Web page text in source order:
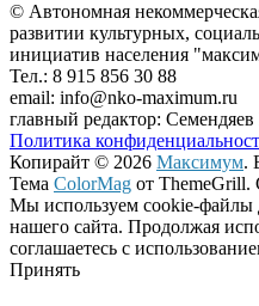
© Автономная
развитии культурных,
инициатив населения
Тел.: 8 915 856 30 88
email: info@nko-maximum.ru
главный редактор:
Политика
Копирайт © 2026 Максимум.
Тема ColorMag от ThemeGrill.
Мы используем cookie-файлы
нашего сайта. Продолжая
соглашаетесь с
Принять